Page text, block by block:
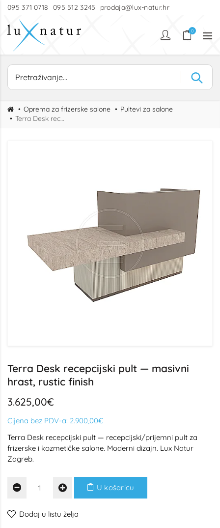
095 371 0718 095 512 3245 prodaja@lux-natur.hr
0
Oprema za frizerske salone
Pultevi za salone
Terra Desk recepcijski pult
Terra Desk recepcijski pult — masivni
hrast, rustic finish
3.625,00€
Cijena bez PDV-a: 2.900,00€
Terra Desk recepcijski pult — recepcijski/prijemni pult za
frizerske i kozmetičke salone. Moderni dizajn. Lux Natur
Zagreb.
U košaricu
Dodaj u listu želja